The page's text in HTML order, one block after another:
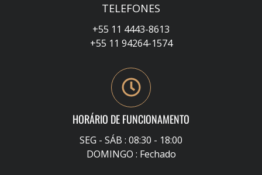
TELEFONES
+55 11 4443-8613
+55 11 94264-1574
HORÁRIO DE FUNCIONAMENTO
SEG - SÁB : 08:30 - 18:00
DOMINGO : Fechado